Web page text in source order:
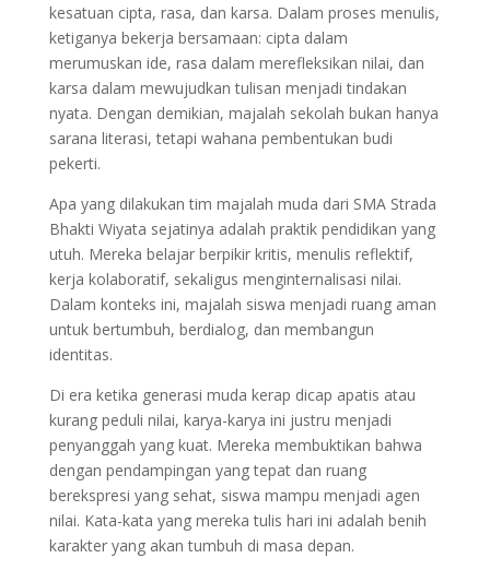
kesatuan cipta, rasa, dan karsa. Dalam proses menulis,
ketiganya bekerja bersamaan: cipta dalam
merumuskan ide, rasa dalam merefleksikan nilai, dan
karsa dalam mewujudkan tulisan menjadi tindakan
nyata. Dengan demikian, majalah sekolah bukan hanya
sarana literasi, tetapi wahana pembentukan budi
pekerti.
Apa yang dilakukan tim majalah muda dari SMA Strada
Bhakti Wiyata sejatinya adalah praktik pendidikan yang
utuh. Mereka belajar berpikir kritis, menulis reflektif,
kerja kolaboratif, sekaligus menginternalisasi nilai.
Dalam konteks ini, majalah siswa menjadi ruang aman
untuk bertumbuh, berdialog, dan membangun
identitas.
Di era ketika generasi muda kerap dicap apatis atau
kurang peduli nilai, karya-karya ini justru menjadi
penyanggah yang kuat. Mereka membuktikan bahwa
dengan pendampingan yang tepat dan ruang
berekspresi yang sehat, siswa mampu menjadi agen
nilai. Kata-kata yang mereka tulis hari ini adalah benih
karakter yang akan tumbuh di masa depan.